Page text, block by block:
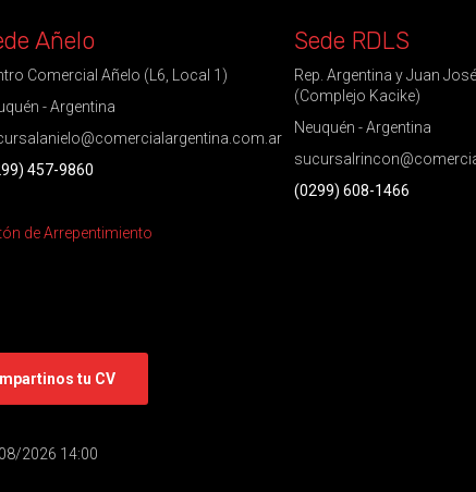
Añelo
Comercial Añelo (L6, Local 1)
- Argentina
457-9860
de Arrepentimiento
Sede RDLS
Rep. Argentina y Juan
(Complejo Kacike)
Neuquén - Argentina
(0299) 608-1466
tu CV
2026 14:00